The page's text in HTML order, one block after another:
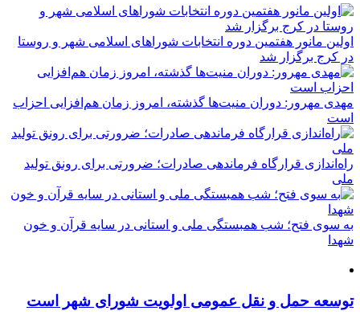
اولین مانور هفتمین دوره انتخابات شوراهای اسلامی شهر و روستا
در کرج برگزار شد
مهدی مهرور: دوران منیت‌ها گذشته، امروز زمان هم‌افزایی احزاب
است
راه‌اندازی قرارگاه فرماندهی صادرات؛ ضرورتی برای رونق تولید
ملی
به سوی فتح؛ شب همبستگی ملی و استانی در سایه قرآن و خون
شهدا
توسعه حمل و نقل عمومی اولویت شورای شهر است